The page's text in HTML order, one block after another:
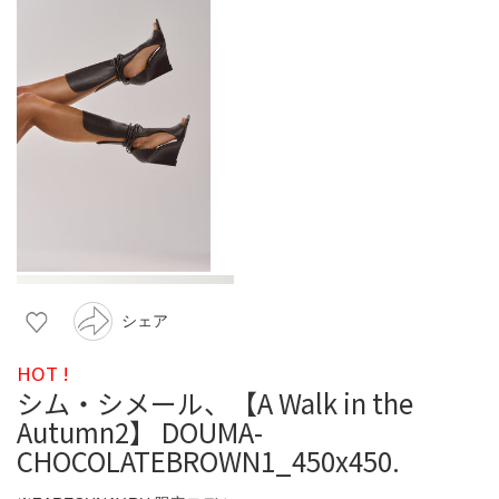
シェア
HOT !
シム・シメール、【A Walk in the
Autumn2】 DOUMA-
CHOCOLATEBROWN1_450x450.